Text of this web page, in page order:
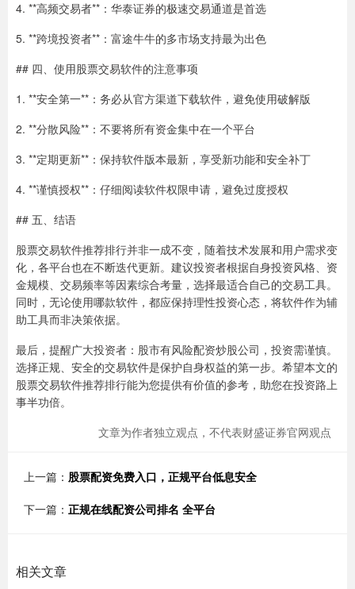
4. **高频交易者**：华泰证券的极速交易通道是首选
5. **跨境投资者**：富途牛牛的多市场支持最为出色
## 四、使用股票交易软件的注意事项
1. **安全第一**：务必从官方渠道下载软件，避免使用破解版
2. **分散风险**：不要将所有资金集中在一个平台
3. **定期更新**：保持软件版本最新，享受新功能和安全补丁
4. **谨慎授权**：仔细阅读软件权限申请，避免过度授权
## 五、结语
股票交易软件推荐排行并非一成不变，随着技术发展和用户需求变
化，各平台也在不断迭代更新。建议投资者根据自身投资风格、资
金规模、交易频率等因素综合考量，选择最适合自己的交易工具。
同时，无论使用哪款软件，都应保持理性投资心态，将软件作为辅
助工具而非决策依据。
最后，提醒广大投资者：股市有风险配资炒股公司，投资需谨慎。
选择正规、安全的交易软件是保护自身权益的第一步。希望本文的
股票交易软件推荐排行能为您提供有价值的参考，助您在投资路上
事半功倍。
文章为作者独立观点，不代表财盛证券官网观点
上一篇： 股票配资免费入口，正规平台低息安全
下一篇： 正规在线配资公司排名 全平台
相关文章